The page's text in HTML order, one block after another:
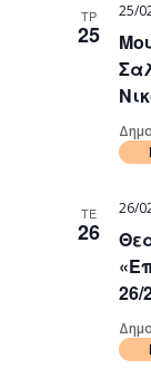
ΤΡ
25
25/
ΤΕ
26
26/
26/